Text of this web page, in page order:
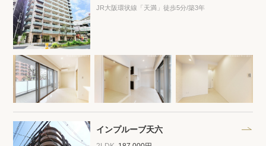
商標について
JR大阪環状線「天満」徒歩5分/築3年
インプルーブ天六